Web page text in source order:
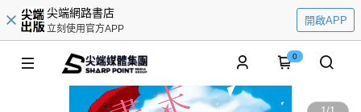
尖端網路書店
立刻使用官方APP
開啟APP
0